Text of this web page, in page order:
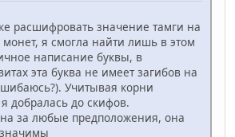
расшифровать значение тамги на
я смогла найти лишь в этом
написание буквы, в
эта буква не имеет загибов на
Учитывая корни
добралась до скифов.
за любые предположения, она
значимы